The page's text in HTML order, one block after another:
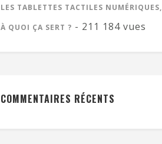
LES TABLETTES TACTILES NUMÉRIQUES,
À QUOI ÇA SERT ? - 211 184 vues
COMMENTAIRES RÉCENTS